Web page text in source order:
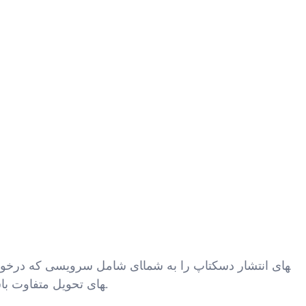
ارائه می‎نمایند.وجه داشته باشید * که این مظنه قیمت ممکن است با توجه به حجم کل صفحات، کیفیت فایل‎های منبع و زمان‎های تحویل متفاوت باشد.